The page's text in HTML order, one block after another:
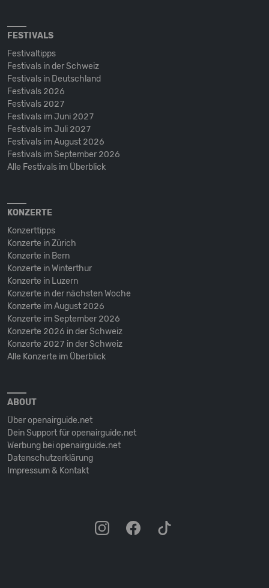
FESTIVALS
Festivaltipps
Festivals in der Schweiz
Festivals in Deutschland
Festivals 2026
Festivals 2027
Festivals im Juni 2027
Festivals im Juli 2027
Festivals im August 2026
Festivals im September 2026
Alle Festivals im Überblick
KONZERTE
Konzerttipps
Konzerte in Zürich
Konzerte in Bern
Konzerte in Winterthur
Konzerte in Luzern
Konzerte in der nächsten Woche
Konzerte im August 2026
Konzerte im September 2026
Konzerte 2026 in der Schweiz
Konzerte 2027 in der Schweiz
Alle Konzerte im Überblick
ABOUT
Über openairguide.net
Dein Support für openairguide.net
Werbung bei openairguide.net
Datenschutz­erklärung
Impressum & Kontakt